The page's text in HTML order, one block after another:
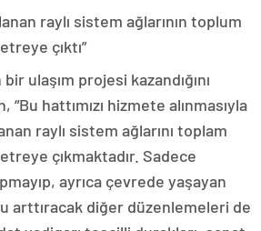
raylı sistem ağlarının toplum
çıktı”
ulaşım projesi kazandığını
hattımızı hizmete alınmasıyla
raylı sistem ağlarını toplam
çıkmaktadır. Sadece
ayrıca çevrede yaşayan
arttıracak diğer düzenlemeleri de